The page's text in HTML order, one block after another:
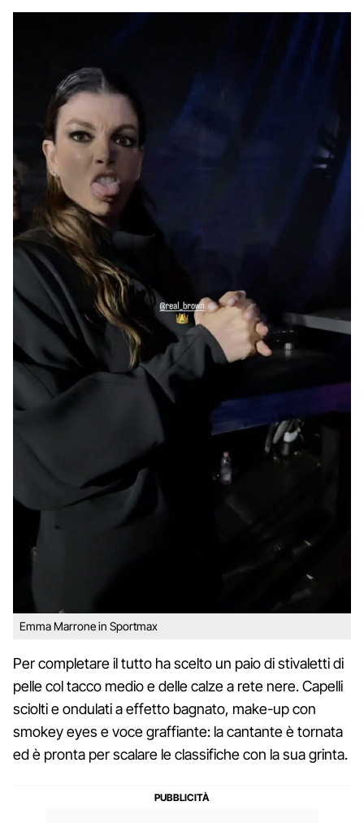
Emma Marrone in Sportmax
Per completare il tutto ha scelto un paio di stivaletti di
pelle col tacco medio e delle calze a rete nere. Capelli
sciolti e ondulati a effetto bagnato, make-up con
smokey eyes e voce graffiante: la cantante è tornata
ed è pronta per scalare le classifiche con la sua grinta.